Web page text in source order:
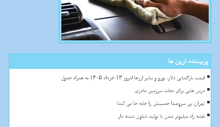
پربیننده ترین ها
قیمت بازگشایی دلار، یورو و سایر ارزها امروز ۱۳ خرداد ۱۴۰۵ به همراه جدول
درس هایی برای نجات سرزمین مادری
تهران، بی سروصدا جمعیتش را جابه جا می کند!
نقشه راه میلیونر شدن با تولید نایلون دسته دار